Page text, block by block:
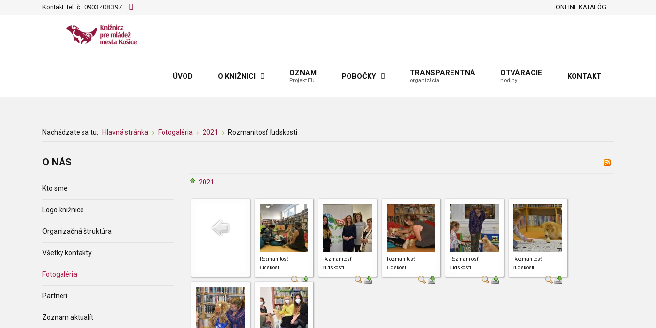
Kontakt: tel. č.: 0903 408 397 ONLINE KATALÓG
ÚVOD O KNIŽNICI OZNAM
Projekt EU POBOČKY TRANSPARENTNÁ
organizácia
OTVÁRACIE
hodiny KONTAKT
Nachádzate sa tu: Hlavná stránka Fotogaléria 2021 Rozmanitosť ľudskosti
2021
Rozmanitosť
ľudskosti
Rozmanitosť
ľudskosti
Rozmanitosť
ľudskosti
Rozmanitosť
ľudskosti
Rozmanitosť
ľudskosti
O NÁS
Kto sme
Logo knižnice
Organizačná štruktúra
Všetky kontakty
Fotogaléria
Partneri
Zoznam aktualít